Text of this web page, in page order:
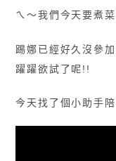
ㄟ〜我們今天要煮
踢娜已經好久沒參
躍躍欲試了呢!!
今天找了個小助手